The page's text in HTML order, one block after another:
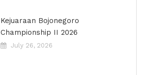
Kejuaraan Bojonegoro
Championship II 2026
July 26, 2026